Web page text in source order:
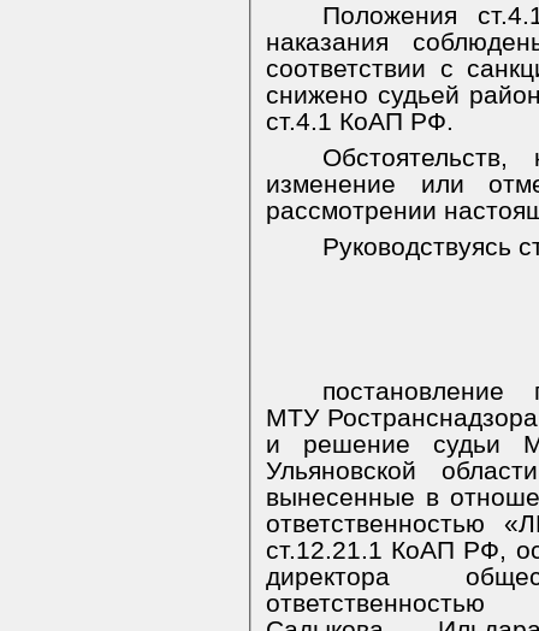
Положения
наказания
соответствии с
снижено судьей
ст.4.1 КоАП РФ.
изменение или
рассмотрении
Руководствуясь
постановление
МТУ
и решение судьи
Ульяновской
вынесенные в
ответственностью
ст.12.21.1 КоАП РФ,
директора